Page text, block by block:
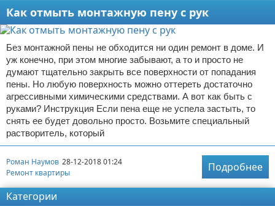
Как отмыть монтажную пену с рук
Без монтажной пены не обходится ни один ремонт в доме. И
уж конечно, при этом многие забывают, а то и просто не
думают тщательно закрыть все поверхности от попадания
пены. Но любую поверхность можно оттереть достаточно
агрессивными химическими средствами. А вот как быть с
руками? Инструкция Если пена еще не успела застыть, то
снять ее будет довольно просто. Возьмите специальный
растворитель, который
Роман Наумов 28-12-2018 01:24
Ремонт квартиры
Подробнее
Категории